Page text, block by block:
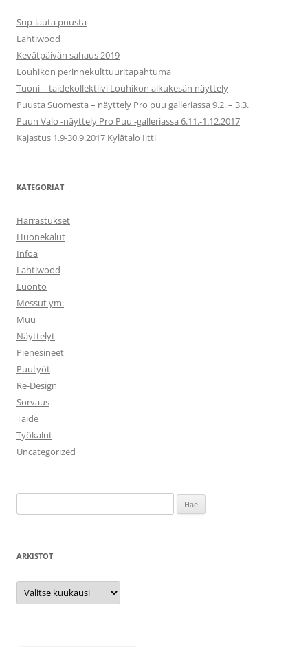
Sup-lauta puusta
Lahtiwood
Kevätpäivän sahaus 2019
Louhikon perinnekulttuuritapahtuma
Tuoni – taidekollektiivi Louhikon alkukesän näyttely
Puusta Suomesta – näyttely Pro puu galleriassa 9.2. – 3.3.
Puun Valo -näyttely Pro Puu -galleriassa 6.11.-1.12.2017
Kajastus 1.9-30.9.2017 Kylätalo Iitti
KATEGORIAT
Harrastukset
Huonekalut
Infoa
Lahtiwood
Luonto
Messut ym.
Muu
Näyttelyt
Pienesineet
Puutyöt
Re-Design
Sorvaus
Taide
Työkalut
Uncategorized
ARKISTOT
Arkistot